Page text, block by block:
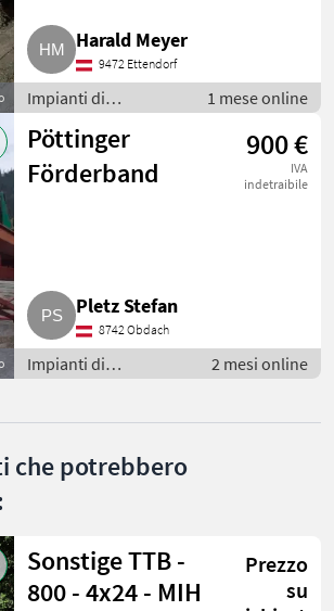
dei
Harald Meyer
9472 Ettendorf
Impianti di
movimentazione e
trasporto / Nastri
trasportatori
1 mese online
Pöttinger
Förderband
900 €
IVA
indetraibile
Pletz Stefan
8742 Obdach
Impianti di
movimentazione e
trasportatori
2 mesi online
che potrebbero
Sonstige TTB -
800 - 4x24 - MIH
Prezzo
su